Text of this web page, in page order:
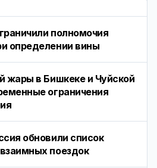
полномочия
определении вины
жары в Бишкеке и Чуйской
ограничения
обновили список
поездок